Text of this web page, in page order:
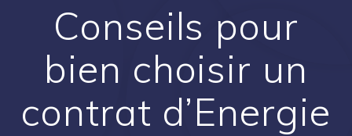
Conseils pour
bien choisir un
contrat d’Energie